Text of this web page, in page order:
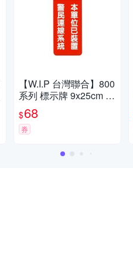
【W.I.P 台灣聯合】800
系列 標示牌 9x25cm 附
泡棉 /個 NO.808本單位
已裝置警民連線系統
$68
券